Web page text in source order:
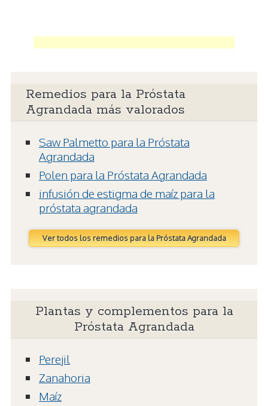
Remedios para la Próstata
Agrandada más valorados
Saw Palmetto para la Próstata
Agrandada
Polen para la Próstata Agrandada
infusión de estigma de maíz para la
próstata agrandada
Ver todos los remedios para la Próstata Agrandada
Plantas y complementos para la
Próstata Agrandada
Perejil
Zanahoria
Maíz